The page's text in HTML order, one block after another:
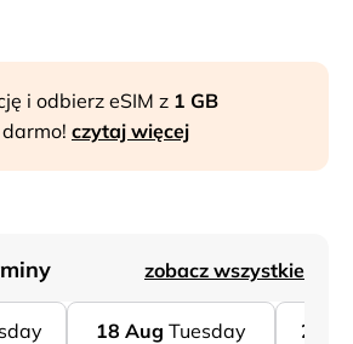
i odbierz eSIM z 1 GB
czytaj więcej
zobacz wszystkie
18 Aug Tuesday 20